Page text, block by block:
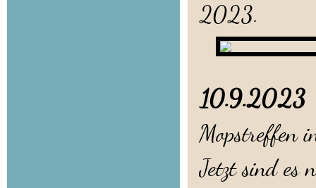
2023.
Mopstreffen
Jetzt sind es